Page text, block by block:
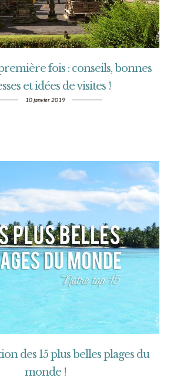
fois : conseils, bonnes
et idées de visites !
10 janvier 2019
des 15 plus belles plages du
monde !